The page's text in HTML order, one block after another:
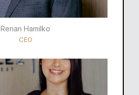
Renan Hamilko​
CEO